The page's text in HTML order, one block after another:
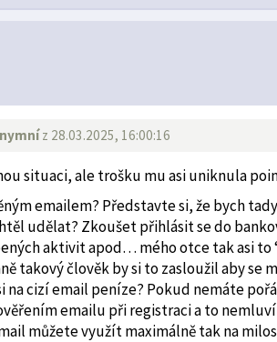
z 28.03.2025, 16:00:16
situaci, ale trošku mu asi uniknula
emailem? Představte si, že bych
udělat? Zkoušet přihlásit se do
aktivit apod… mého otce tak asi
takový člověk by si to zasloužil aby se
na cizí email peníze? Pokud nemáte
emailu při registraci a to
můžete využít maximálně tak na